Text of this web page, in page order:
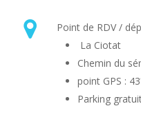
Point de RDV /
La Ciotat
Chemin du
point GPS :
Parking